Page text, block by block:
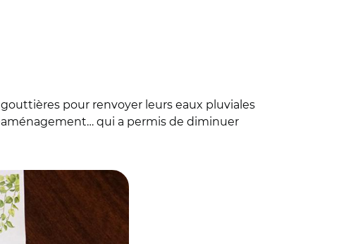
pour renvoyer leurs eaux pluviales
qui a permis de diminuer